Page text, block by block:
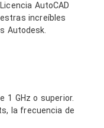
AutoCAD
increíbles
Autodesk.
1 GHz o superior.
la frecuencia de